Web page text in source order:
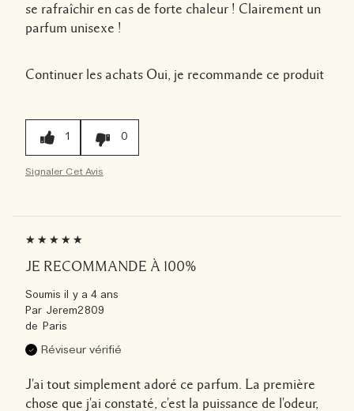
se rafraîchir en cas de forte chaleur ! Clairement un
parfum unisexe !
Continuer les achats Oui, je recommande ce produit
1 0
Signaler Cet Avis
JE RECOMMANDE À 100%
Soumisil y a 4 ans
Par Jerem2809
de Paris
Réviseur vérifié
J'ai tout simplement adoré ce parfum. La première
chose que j'ai constaté, c'est la puissance de l'odeur,